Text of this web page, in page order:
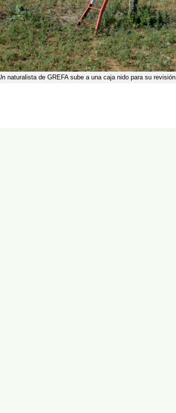
naturalista de GREFA sube a una caja nido para su revisión.